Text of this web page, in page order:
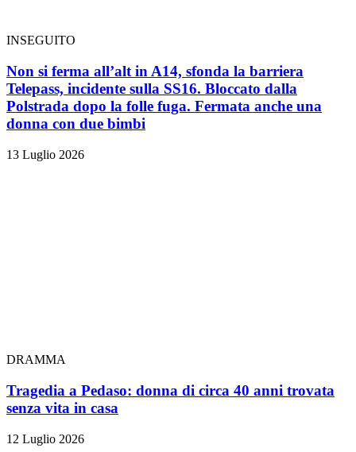
INSEGUITO
Non si ferma all’alt in A14, sfonda la barriera
Telepass, incidente sulla SS16. Bloccato dalla
Polstrada dopo la folle fuga. Fermata anche una
donna con due bimbi
13 Luglio 2026
DRAMMA
Tragedia a Pedaso: donna di circa 40 anni trovata
senza vita in casa
12 Luglio 2026